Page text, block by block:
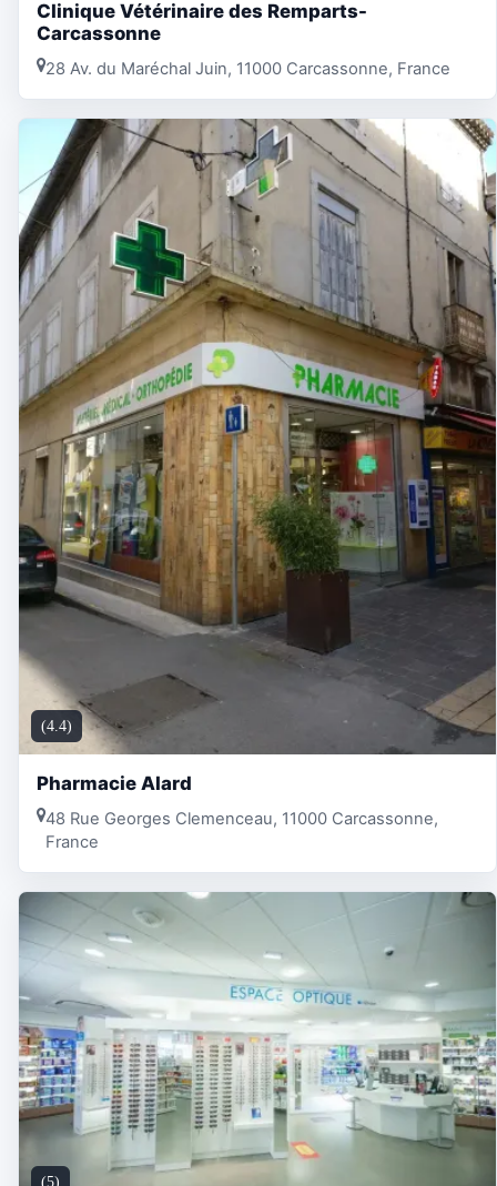
Clinique Vétérinaire des Remparts-
Carcassonne
28 Av. du Maréchal Juin, 11000 Carcassonne, France
(4.4)
Pharmacie Alard
48 Rue Georges Clemenceau, 11000 Carcassonne,
France
(5)